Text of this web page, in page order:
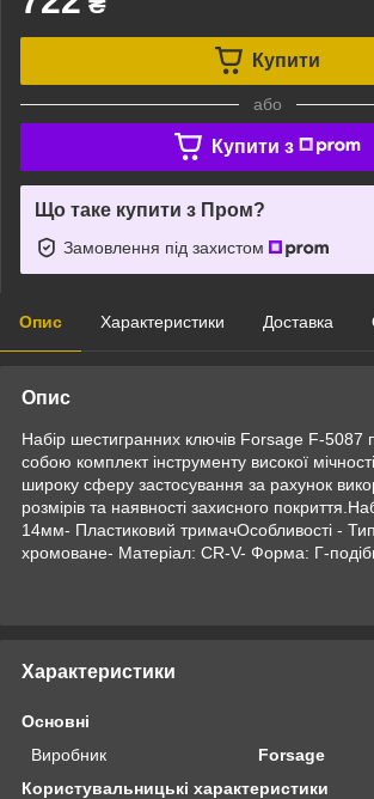
Купити
або
Купити з
Що таке купити з Пром?
Замовлення під захистом
Опис Характеристики Доставка
Опис
Набір шестигранних ключів Forsage F-5087
собою комплект інструменту високої
широку сферу застосування за рахунок
розмірів та наявності захисного
14мм- Пластиковий тримачОсобливості -
хромоване- Матеріал: CR-V- Форма: Г-
Характеристики
Основні
Виробник
Forsage
Користувальницькі характеристики